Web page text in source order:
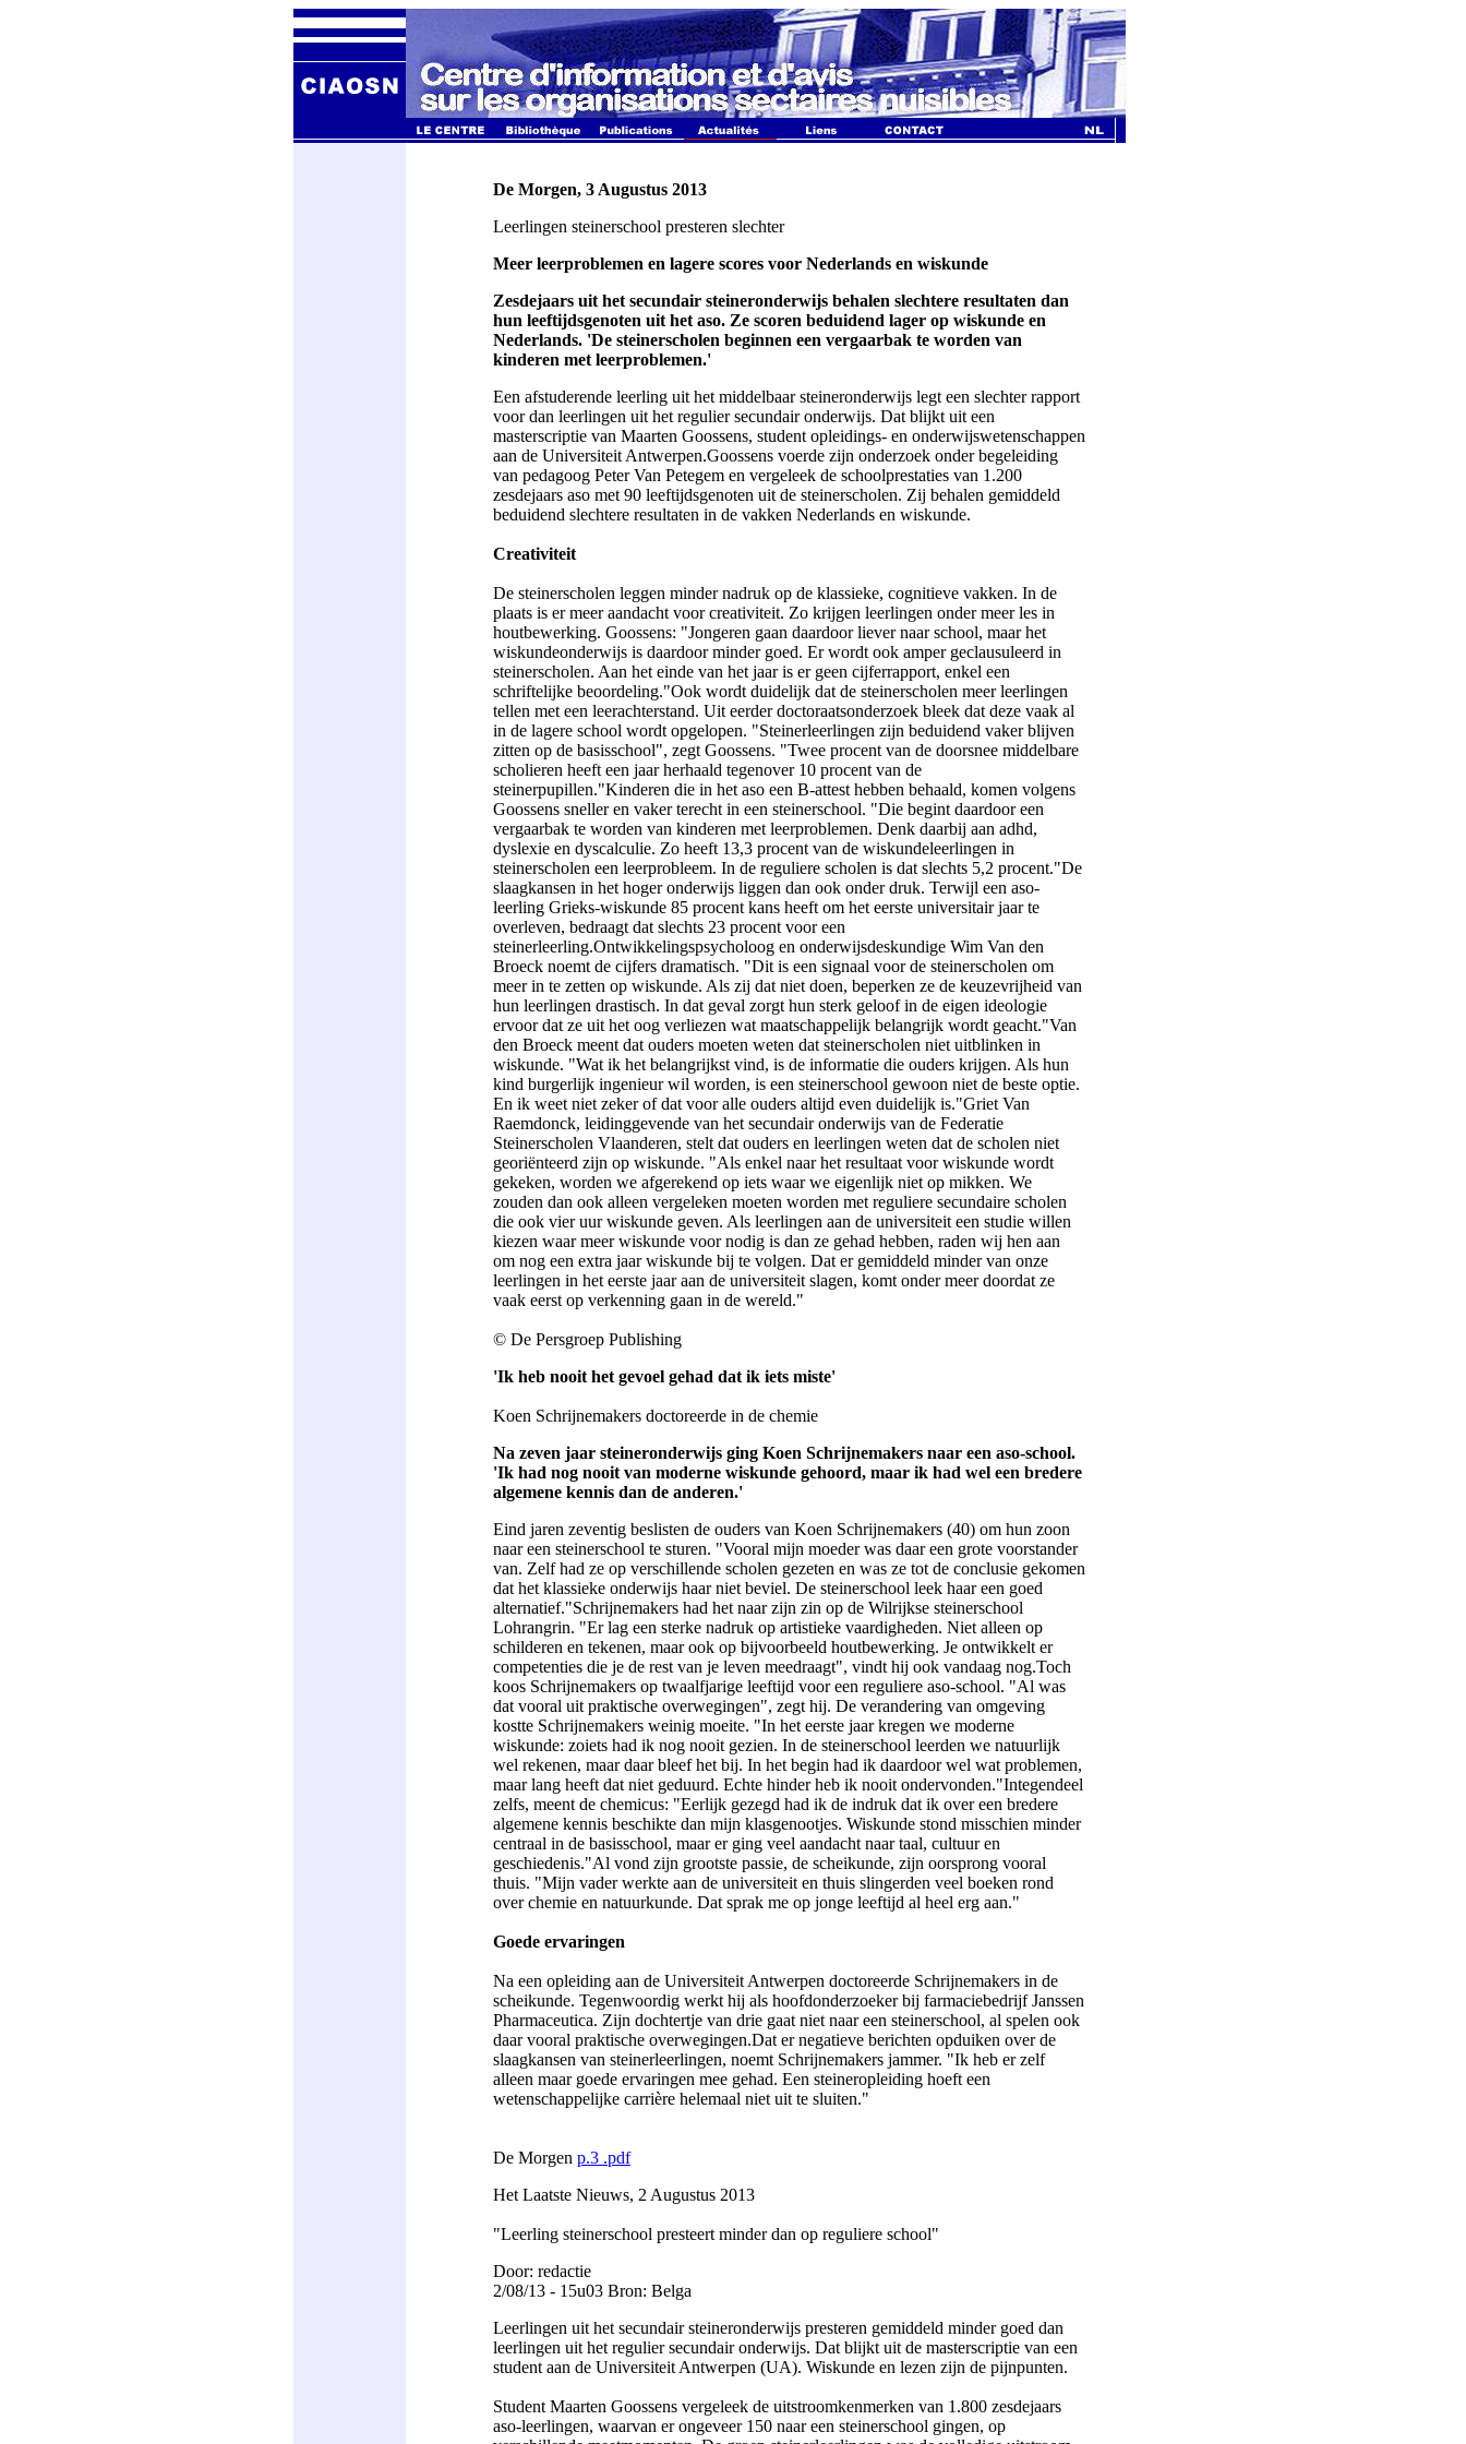
De Morgen, 3 Augustus 2013
Leerlingen steinerschool presteren slechter
Meer leerproblemen en lagere scores voor Nederlands en wiskunde
Zesdejaars uit het secundair steineronderwijs behalen slechtere resultaten dan
hun leeftijdsgenoten uit het aso. Ze scoren beduidend lager op wiskunde en
Nederlands. 'De steinerscholen beginnen een vergaarbak te worden van
kinderen met leerproblemen.'
Een afstuderende leerling uit het middelbaar steineronderwijs legt een slechter rapport
voor dan leerlingen uit het regulier secundair onderwijs. Dat blijkt uit een
masterscriptie van Maarten Goossens, student opleidings- en onderwijswetenschappen
aan de Universiteit Antwerpen.Goossens voerde zijn onderzoek onder begeleiding
van pedagoog Peter Van Petegem en vergeleek de schoolprestaties van 1.200
zesdejaars aso met 90 leeftijdsgenoten uit de steinerscholen. Zij behalen gemiddeld
beduidend slechtere resultaten in de vakken Nederlands en wiskunde.
Creativiteit
De steinerscholen leggen minder nadruk op de klassieke, cognitieve vakken. In de
plaats is er meer aandacht voor creativiteit. Zo krijgen leerlingen onder meer les in
houtbewerking. Goossens: "Jongeren gaan daardoor liever naar school, maar het
wiskundeonderwijs is daardoor minder goed. Er wordt ook amper geclausuleerd in
steinerscholen. Aan het einde van het jaar is er geen cijferrapport, enkel een
schriftelijke beoordeling."Ook wordt duidelijk dat de steinerscholen meer leerlingen
tellen met een leerachterstand. Uit eerder doctoraatsonderzoek bleek dat deze vaak al
in de lagere school wordt opgelopen. "Steinerleerlingen zijn beduidend vaker blijven
zitten op de basisschool", zegt Goossens. "Twee procent van de doorsnee middelbare
scholieren heeft een jaar herhaald tegenover 10 procent van de
steinerpupillen."Kinderen die in het aso een B-attest hebben behaald, komen volgens
Goossens sneller en vaker terecht in een steinerschool. "Die begint daardoor een
vergaarbak te worden van kinderen met leerproblemen. Denk daarbij aan adhd,
dyslexie en dyscalculie. Zo heeft 13,3 procent van de wiskundeleerlingen in
steinerscholen een leerprobleem. In de reguliere scholen is dat slechts 5,2 procent."De
slaagkansen in het hoger onderwijs liggen dan ook onder druk. Terwijl een aso-
leerling Grieks-wiskunde 85 procent kans heeft om het eerste universitair jaar te
overleven, bedraagt dat slechts 23 procent voor een
steinerleerling.Ontwikkelingspsycholoog en onderwijsdeskundige Wim Van den
Broeck noemt de cijfers dramatisch. "Dit is een signaal voor de steinerscholen om
meer in te zetten op wiskunde. Als zij dat niet doen, beperken ze de keuzevrijheid van
hun leerlingen drastisch. In dat geval zorgt hun sterk geloof in de eigen ideologie
ervoor dat ze uit het oog verliezen wat maatschappelijk belangrijk wordt geacht."Van
den Broeck meent dat ouders moeten weten dat steinerscholen niet uitblinken in
wiskunde. "Wat ik het belangrijkst vind, is de informatie die ouders krijgen. Als hun
kind burgerlijk ingenieur wil worden, is een steinerschool gewoon niet de beste optie.
En ik weet niet zeker of dat voor alle ouders altijd even duidelijk is."Griet Van
Raemdonck, leidinggevende van het secundair onderwijs van de Federatie
Steinerscholen Vlaanderen, stelt dat ouders en leerlingen weten dat de scholen niet
georiënteerd zijn op wiskunde. "Als enkel naar het resultaat voor wiskunde wordt
gekeken, worden we afgerekend op iets waar we eigenlijk niet op mikken. We
zouden dan ook alleen vergeleken moeten worden met reguliere secundaire scholen
die ook vier uur wiskunde geven. Als leerlingen aan de universiteit een studie willen
kiezen waar meer wiskunde voor nodig is dan ze gehad hebben, raden wij hen aan
om nog een extra jaar wiskunde bij te volgen. Dat er gemiddeld minder van onze
leerlingen in het eerste jaar aan de universiteit slagen, komt onder meer doordat ze
vaak eerst op verkenning gaan in de wereld."
© De Persgroep Publishing
'Ik heb nooit het gevoel gehad dat ik iets miste'
Koen Schrijnemakers doctoreerde in de chemie
Na zeven jaar steineronderwijs ging Koen Schrijnemakers naar een aso-school.
'Ik had nog nooit van moderne wiskunde gehoord, maar ik had wel een bredere
algemene kennis dan de anderen.'
Eind jaren zeventig beslisten de ouders van Koen Schrijnemakers (40) om hun zoon
naar een steinerschool te sturen. "Vooral mijn moeder was daar een grote voorstander
van. Zelf had ze op verschillende scholen gezeten en was ze tot de conclusie gekomen
dat het klassieke onderwijs haar niet beviel. De steinerschool leek haar een goed
alternatief."Schrijnemakers had het naar zijn zin op de Wilrijkse steinerschool
Lohrangrin. "Er lag een sterke nadruk op artistieke vaardigheden. Niet alleen op
schilderen en tekenen, maar ook op bijvoorbeeld houtbewerking. Je ontwikkelt er
competenties die je de rest van je leven meedraagt", vindt hij ook vandaag nog.Toch
koos Schrijnemakers op twaalfjarige leeftijd voor een reguliere aso-school. "Al was
dat vooral uit praktische overwegingen", zegt hij. De verandering van omgeving
kostte Schrijnemakers weinig moeite. "In het eerste jaar kregen we moderne
wiskunde: zoiets had ik nog nooit gezien. In de steinerschool leerden we natuurlijk
wel rekenen, maar daar bleef het bij. In het begin had ik daardoor wel wat problemen,
maar lang heeft dat niet geduurd. Echte hinder heb ik nooit ondervonden."Integendeel
zelfs, meent de chemicus: "Eerlijk gezegd had ik de indruk dat ik over een bredere
algemene kennis beschikte dan mijn klasgenootjes. Wiskunde stond misschien minder
centraal in de basisschool, maar er ging veel aandacht naar taal, cultuur en
geschiedenis."Al vond zijn grootste passie, de scheikunde, zijn oorsprong vooral
thuis. "Mijn vader werkte aan de universiteit en thuis slingerden veel boeken rond
over chemie en natuurkunde. Dat sprak me op jonge leeftijd al heel erg aan."
Goede ervaringen
Na een opleiding aan de Universiteit Antwerpen doctoreerde Schrijnemakers in de
scheikunde. Tegenwoordig werkt hij als hoofdonderzoeker bij farmaciebedrijf Janssen
Pharmaceutica. Zijn dochtertje van drie gaat niet naar een steinerschool, al spelen ook
daar vooral praktische overwegingen.Dat er negatieve berichten opduiken over de
slaagkansen van steinerleerlingen, noemt Schrijnemakers jammer. "Ik heb er zelf
alleen maar goede ervaringen mee gehad. Een steineropleiding hoeft een
wetenschappelijke carrière helemaal niet uit te sluiten."
De Morgen p.3 .pdf
Het Laatste Nieuws, 2 Augustus 2013
"Leerling steinerschool presteert minder dan op reguliere school"
Door: redactie
2/08/13 - 15u03 Bron: Belga
Leerlingen uit het secundair steineronderwijs presteren gemiddeld minder goed dan
leerlingen uit het regulier secundair onderwijs. Dat blijkt uit de masterscriptie van een
student aan de Universiteit Antwerpen (UA). Wiskunde en lezen zijn de pijnpunten.
Student Maarten Goossens vergeleek de uitstroomkenmerken van 1.800 zesdejaars
aso-leerlingen, waarvan er ongeveer 150 naar een steinerschool gingen, op